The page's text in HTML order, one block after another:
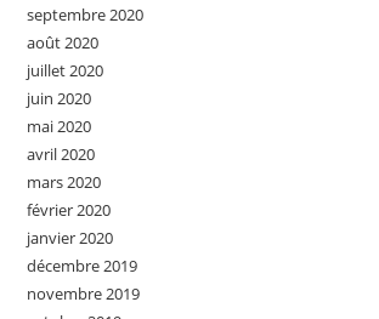
septembre 2020
août 2020
juillet 2020
juin 2020
mai 2020
avril 2020
mars 2020
février 2020
janvier 2020
décembre 2019
novembre 2019